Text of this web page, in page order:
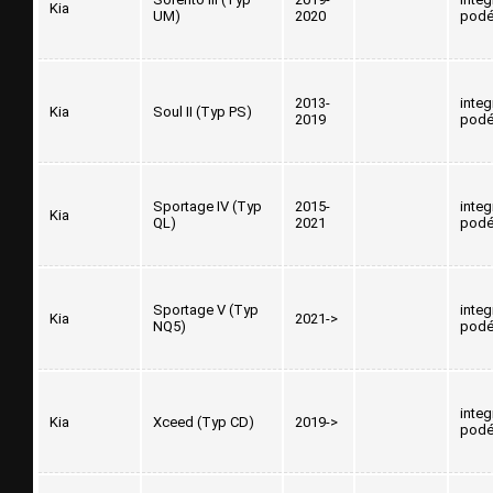
Kia
UM)
2020
Kia Soul II (Typ PS)
2013-
2019
Kia
Sportage IV (Typ
QL)
2015-
2021
Kia
Sportage V (Typ
NQ5)
2021->
Kia Xceed (Typ CD) 2019->